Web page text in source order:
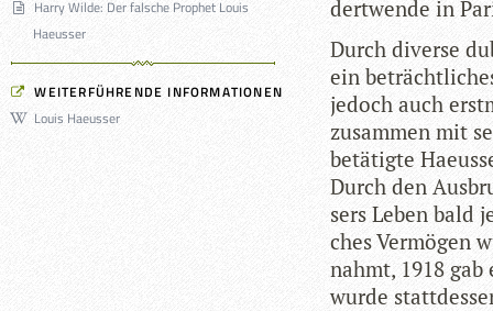
Harry Wilde: Der falsche Prophet Louis
Haeusser
WEITERFÜHRENDE INFORMATIONEN
Louis Haeusser
dert­wende in
Durch diverse
ein
jedoch auch
zusam­men mit
betä­tigte
Durch den
sers Leben bald
ches Ver­mö­gen
nahmt, 1918
wurde